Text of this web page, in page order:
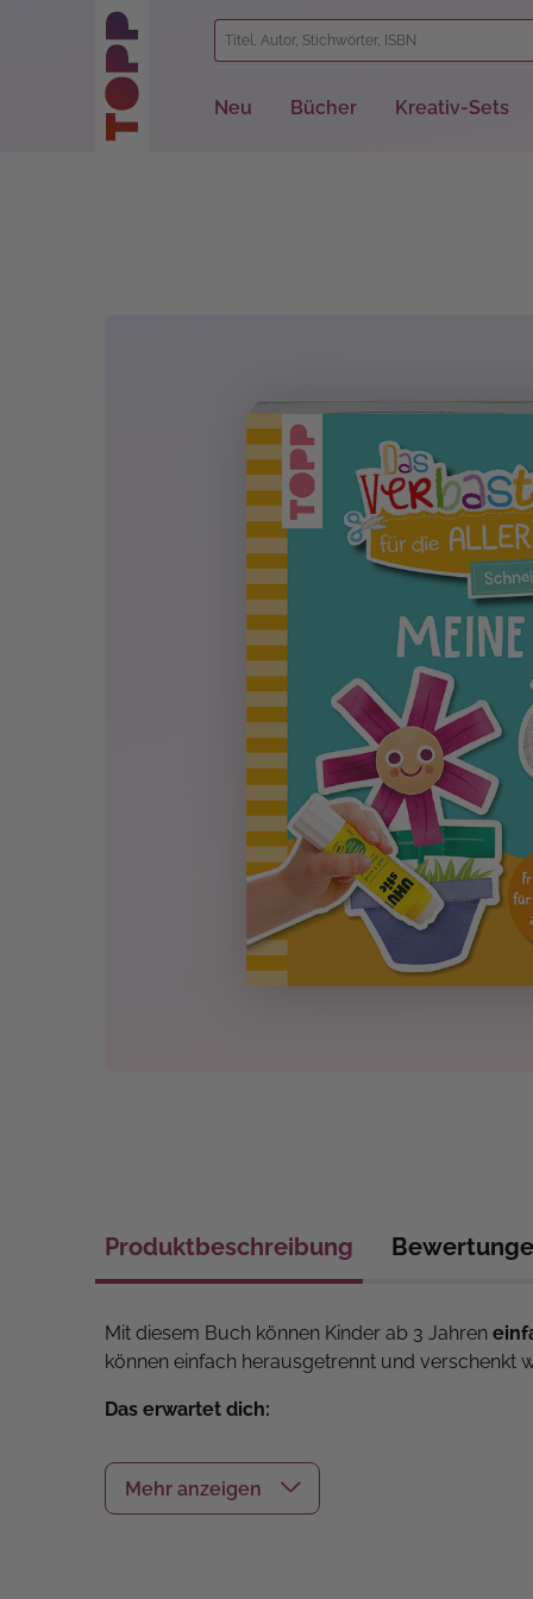
Zur Hauptnavigation springen
Neu Bücher Kreativ-Sets
Produktbeschreibung
Mit diesem Buch können Kinder ab 3 Jahren
können einfach herausgetrennt und verschenkt
Das erwartet dich:
Fortführung der Erfolgsreihe
Mit sehr einfachen Bastelprojekten für
Enthält Modelle mit 3-D-Effekt, die